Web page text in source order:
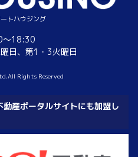
トハウジング
～18:30
日、第1・3火曜日
Rights Reserved
産ポータルサイトにも加盟し